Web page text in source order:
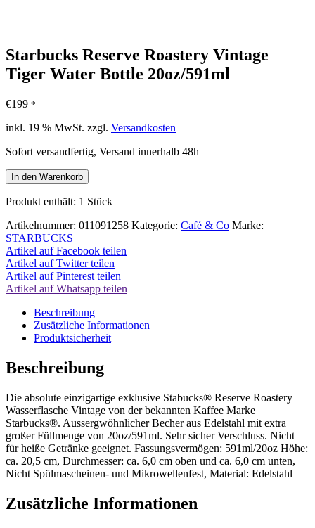
Starbucks Reserve Roastery Vintage
Tiger Water Bottle 20oz/591ml
€199 *
inkl. 19 % MwSt. zzgl. Versandkosten
Sofort versandfertig, Versand innerhalb 48h
Starbucks
Reserve
Roastery
Tiger
Water
Bottle
20oz/591ml
Menge
In den Warenkorb
Produkt enthält: 1 Stück
Artikelnummer: 011091258 Kategorie: Café & Co Marke:
STARBUCKS
Artikel auf Facebook teilen
Artikel auf Twitter teilen
Artikel auf Pinterest teilen
Artikel auf Whatsapp teilen
Beschreibung
Zusätzliche Informationen
Produktsicherheit
Beschreibung
Die absolute einzigartige exklusive Stabucks® Reserve Roastery
Wasserflasche Vintage von der bekannten Kaffee Marke
Starbucks®. Aussergwöhnlicher Becher aus Edelstahl mit extra
großer Füllmenge von 20oz/591ml. Sehr sicher Verschluss. Nicht
für heiße Getränke geeignet. Fassungsvermögen: 591ml/20oz Höhe:
ca. 20,5 cm, Durchmesser: ca. 6,0 cm oben und ca. 6,0 cm unten,
Nicht Spülmascheinen- und Mikrowellenfest, Material: Edelstahl
Zusätzliche Informationen